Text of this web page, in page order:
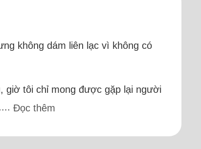
không dám liên lạc vì không có
giờ tôi chỉ mong được gặp lại người
Đọc thêm